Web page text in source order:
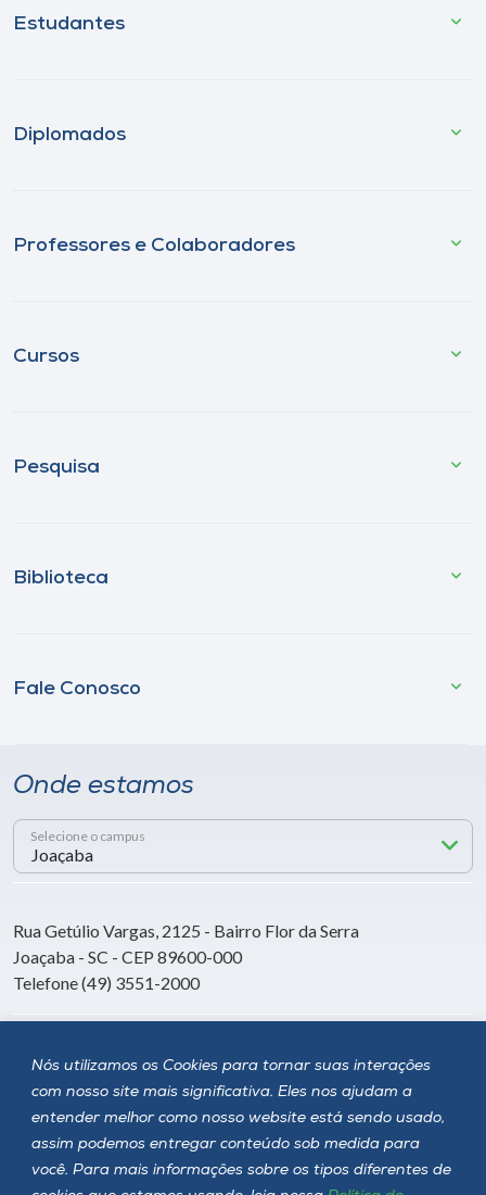
Nós utilizamos os Cookies para tornar suas interações
com nosso site mais significativa. Eles nos ajudam a
entender melhor como nosso website está sendo usado,
assim podemos entregar conteúdo sob medida para
você. Para mais informações sobre os tipos diferentes de
Estudantes
Diplomados
Professores e Colaboradores
Cursos
Pesquisa
Biblioteca
Fale Conosco
Onde estamos
Selecione o campus
Rua Getúlio Vargas, 2125 - Bairro Flor da Serra
Joaçaba - SC - CEP 89600-000
Telefone (49) 3551-2000
Siga a Unoesc